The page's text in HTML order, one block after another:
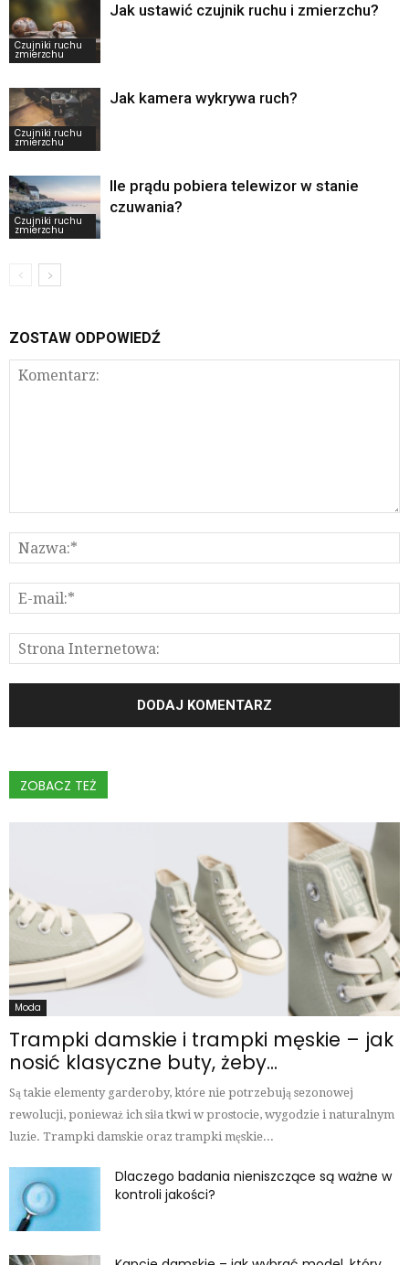
Czujniki ruchu
zmierzchu
Jak ustawić czujnik ruchu i zmierzchu?
Czujniki ruchu
zmierzchu
Jak kamera wykrywa ruch?
Czujniki ruchu
zmierzchu
Ile prądu pobiera telewizor w stanie
czuwania?
ZOSTAW ODPOWIEDŹ
ZOBACZ TEŻ
Moda
Trampki damskie i trampki męskie – jak
nosić klasyczne buty, żeby...
Są takie elementy garderoby, które nie potrzebują sezonowej
rewolucji, ponieważ ich siła tkwi w prostocie, wygodzie i naturalnym
luzie. Trampki damskie oraz trampki męskie...
Dlaczego badania nieniszczące są ważne w
kontroli jakości?